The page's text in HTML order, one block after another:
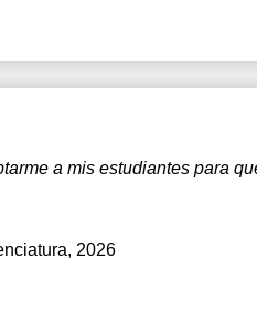
a mis estudiantes para
2026
18:30
19:30
20:30